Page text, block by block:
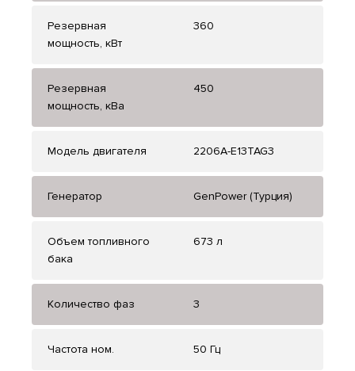
Резервная
мощность, кВт
360
Резервная
мощность, кВа
450
Модель двигателя 2206A-E13TAG3
Генератор GenPower (Турция)
Объем топливного
бака
673 л
Количество фаз 3
Частота ном. 50 Гц